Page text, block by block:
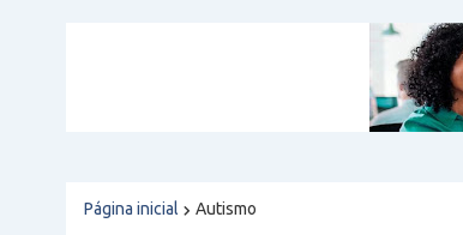
Página inicial Autismo